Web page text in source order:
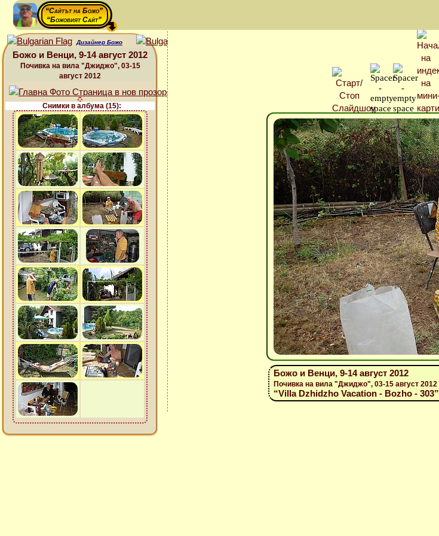
“Сайтът на Божо”
“Божовият Сайт”
Дизайнер Божо
Божо и Венци, 9-14 август 2012
Почивка на вила "Джиджо", 03-15
август 2012
Снимки в албума (15):
Божо и Венци, 9-14 август 2012
Почивка на вила "Джиджо", 03-15 август 2012
“Villa Dzhidzho Vacation - Bozho - 303”